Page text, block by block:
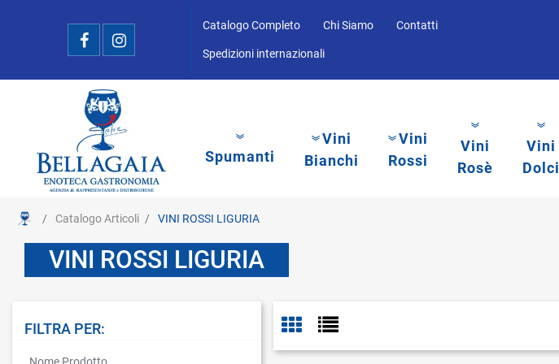
Catalogo Completo Chi Siamo Contatti
Spedizioni internazionali
Spumanti
Vini
Bianchi
Vini
Rossi
Vini
Rosè
Vini
Dolci
Catalogo Articoli VINI ROSSI LIGURIA
VINI ROSSI LIGURIA
FILTRA PER:
La modifica di un filtro aggiorna automaticamente gli altri filtri disponibili.